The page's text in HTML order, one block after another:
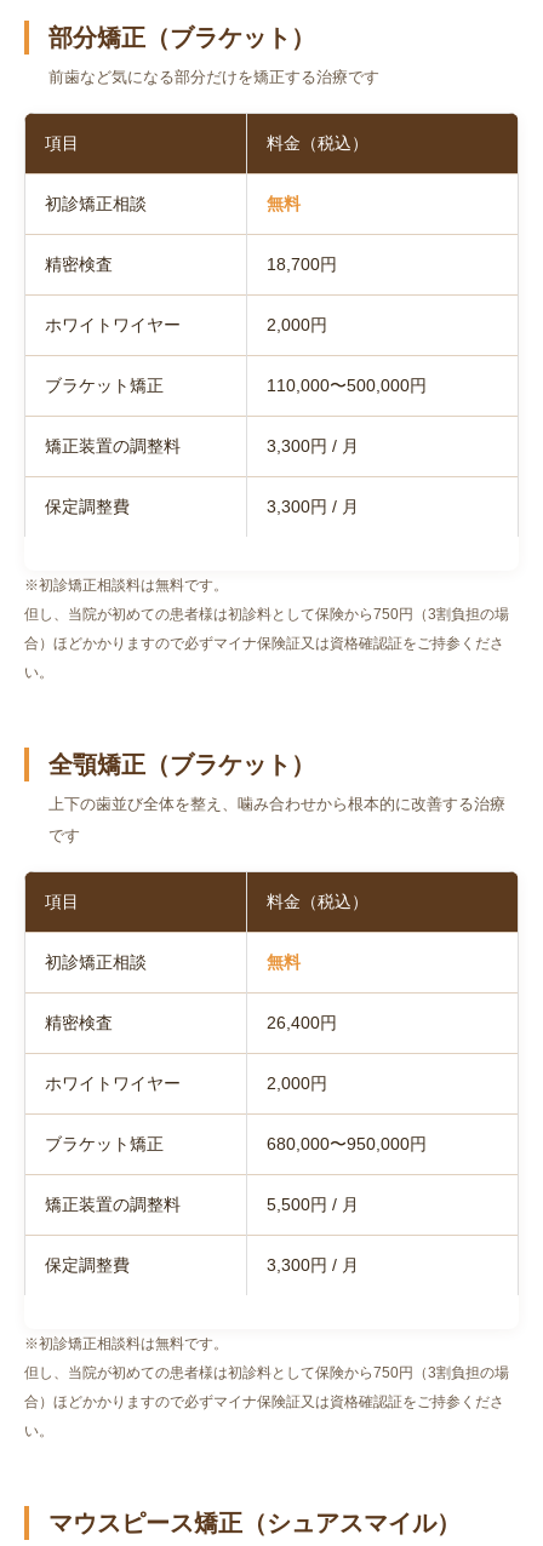
部分矯正（ブラケット）
前歯など気になる部分だけを矯正する治療です
項目 料金（税込）
初診矯正相談 無料
精密検査 18,700円
ホワイトワイヤー 2,000円
ブラケット矯正 110,000〜500,000円
矯正装置の調整料 3,300円 / 月
保定調整費 3,300円 / 月
※初診矯正相談料は無料です。
但し、当院が初めての患者様は初診料として保険から750円（3割負担の場
合）ほどかかりますので必ずマイナ保険証又は資格確認証をご持参くださ
い。
全顎矯正（ブラケット）
上下の歯並び全体を整え、噛み合わせから根本的に改善する治療
です
項目 料金（税込）
初診矯正相談 無料
精密検査 26,400円
ホワイトワイヤー 2,000円
ブラケット矯正 680,000〜950,000円
矯正装置の調整料 5,500円 / 月
保定調整費 3,300円 / 月
※初診矯正相談料は無料です。
但し、当院が初めての患者様は初診料として保険から750円（3割負担の場
合）ほどかかりますので必ずマイナ保険証又は資格確認証をご持参くださ
い。
マウスピース矯正（シュアスマイル）